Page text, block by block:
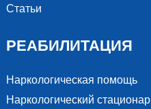
Статьи
РЕАБИЛИТАЦИЯ
Наркологическая помощь
Наркологический стационар